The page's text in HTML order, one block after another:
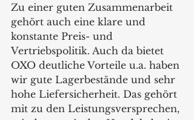
Zu einer guten Zusammenarbeit
gehört auch eine klare und
konstante Preis- und
Vertriebspolitik. Auch da bietet
OXO deutliche Vorteile u.a. haben
wir gute Lagerbestände und sehr
hohe Liefersicherheit. Das gehört
mit zu den Leistungsversprechen,